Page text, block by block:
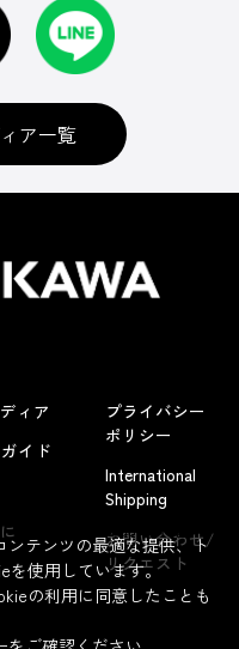
よくあるお問い合わせ
ア一覧
ィア
イド
プライバシー
ポリシー
International
Shipping
お問い合わせ/
リクエスト
ンテンツの最適な提供、ト
を使用しています。
の利用に同意したことも